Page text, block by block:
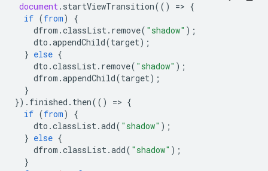
document. startViewTransition(() => {
if (from)
{
dfrom .classList. remove( "shadow" );
dto .appendChild(target);
} else {
dto .classList. remove( "shadow" );
dfrom .appendChild(target);
}
}). finished . then(() => {
if (from)
{
dto .classList.add( "shadow" );
} else {
dfrom .classList.add( "shadow" );
}